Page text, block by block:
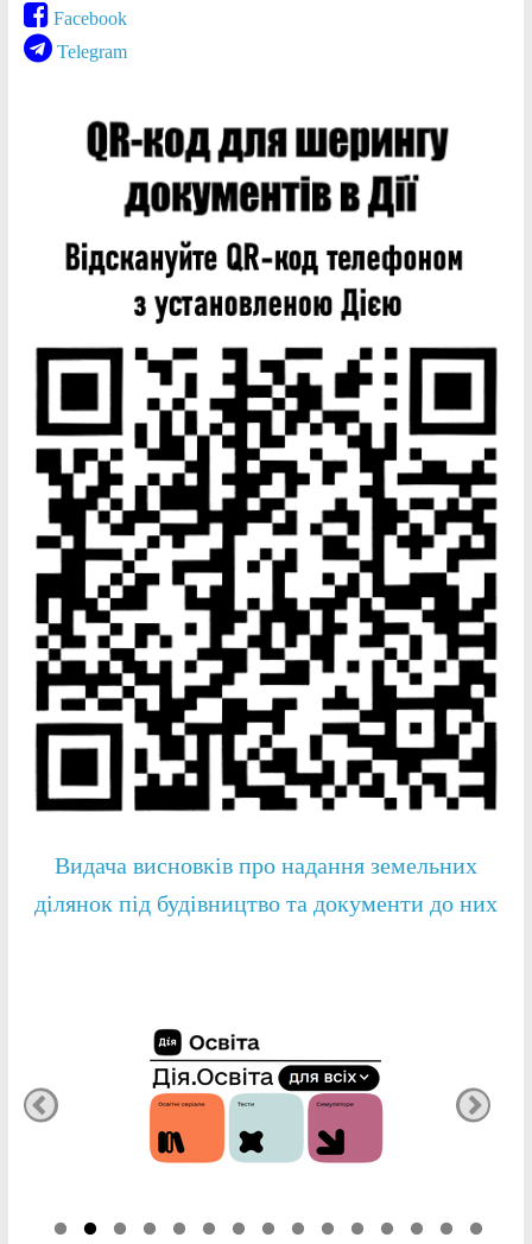
Facebook
Telegram
Видача висновків про надання земельних
ділянок під будівництво та документи до них